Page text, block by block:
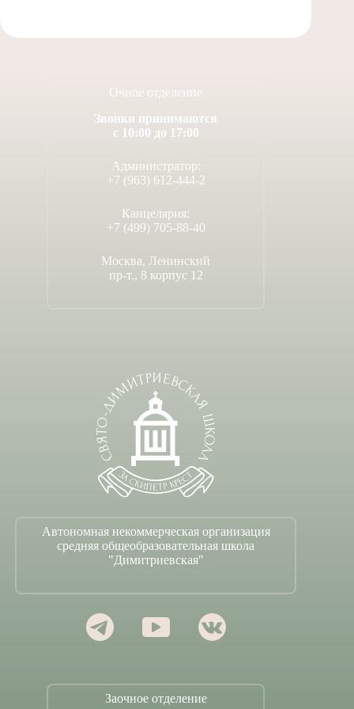
Очное отделение
Звонки принимаются
с 10:00 до 17:00
Администратор:
+7 (963) 612-444-2
Канцелярия:
+7 (499) 705-88-40
Москва, Ленинский
пр-т., 8 корпус 12
Автономная некоммерческая организация
средняя общеобразовательная школа
"Димитриевская"
Заочное отделение